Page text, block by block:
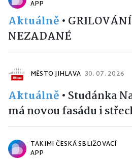
APP
Aktuálně •
NEZADANÉ
MĚSTO JIHLAVA 30. 07. 2026
Aktuálně • Studánka
má novou fasádu i
TAKIMI ČESKÁ SBLIŽOVACÍ
APP